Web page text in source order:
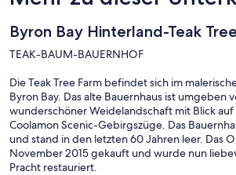
Byron Bay Hinterland-Teak
TEAK-BAUM-BAUERNHOF
Die Teak Tree Farm befindet sich im
Byron Bay. Das alte Bauernhaus ist umgeben
wunderschöner Weidelandschaft mit Blick
Coolamon Scenic-Gebirgszüge. Das
und stand in den letzten 60 Jahren leer. Das
November 2015 gekauft und wurde nun
Pracht restauriert.